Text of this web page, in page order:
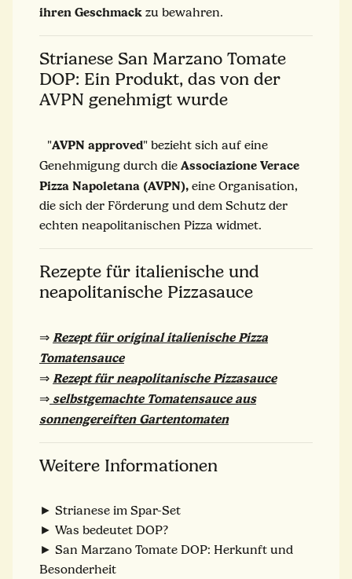
ihren Geschmack zu bewahren.
Strianese San Marzano Tomate
DOP: Ein Produkt, das von der
AVPN genehmigt wurde
"AVPN approved" bezieht sich auf eine
Genehmigung durch die Associazione Verace
Pizza Napoletana (AVPN), eine Organisation,
die sich der Förderung und dem Schutz der
echten neapolitanischen Pizza widmet.
Rezepte für italienische und
neapolitanische Pizzasauce
⇒ Rezept für original italienische Pizza
Tomatensauce
⇒ Rezept für neapolitanische Pizzasauce
⇒ selbstgemachte Tomatensauce aus
sonnengereiften Gartentomaten
Weitere Informationen
► Strianese im Spar-Set
► Was bedeutet DOP?
► San Marzano Tomate DOP: Herkunft und
Besonderheit